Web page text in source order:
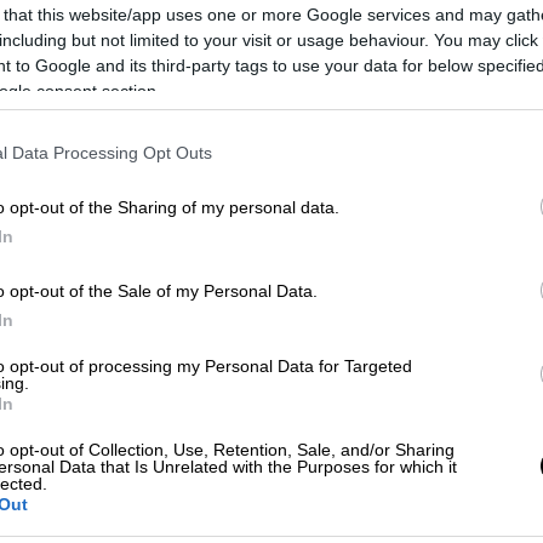
that this website/app uses one or more Google services and may
but not limited to your visit or usage behaviour. You may
to Google and its third-party tags to use your data for below
consent section.
Data Processing Opt Outs
opt-out of the Sharing of my personal data.
opt-out of the Sale of my Personal Data.
opt-out of processing my Personal Data for Targeted
opt-out of Collection, Use, Retention, Sale, and/or Sharing
Data that Is Unrelated with the Purposes for which it
Κωνσταντίνο Αργυρό, για 3η
διαδοχική χρονιά, τοποθετώντας την
gen-z στο επίκεντρο της νέας της
παγκόσμιας καμπάνιας
Coca-Cola στην Ευρώπη – Τι
«Δεν έχουμε ακριβή αριθμό, αλλά